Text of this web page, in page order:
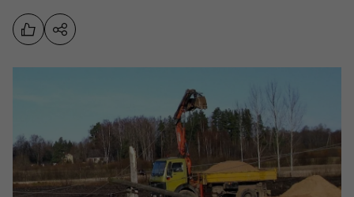
Sports
Drošība
Ādaži
Ķekava
Projekti
Mediju atbalsta fonds
Zivju fonds